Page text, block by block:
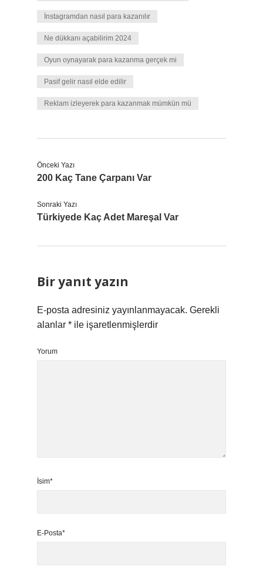
İnstagramdan nasıl para kazanılır
Ne dükkanı açabilirim 2024
Oyun oynayarak para kazanma gerçek mi
Pasif gelir nasıl elde edilir
Reklam izleyerek para kazanmak mümkün mü
Önceki Yazı
200 Kaç Tane Çarpanı Var
Sonraki Yazı
Türkiyede Kaç Adet Mareşal Var
Bir yanıt yazın
E-posta adresiniz yayınlanmayacak. Gerekli
alanlar * ile işaretlenmişlerdir
Yorum
İsim*
E-Posta*